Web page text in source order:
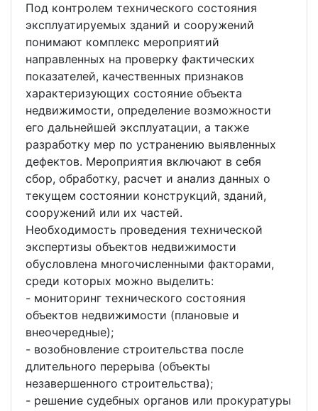
Под контролем технического состояния
эксплуатируемых зданий и сооружений
понимают комплекс мероприятий
направленных на проверку фактических
показателей, качественных признаков
характеризующих состояние объекта
недвижимости, определение возможности
его дальнейшей эксплуатации, а также
разработку мер по устранению выявленных
дефектов. Мероприятия включают в себя
сбор, обработку, расчет и анализ данных о
текущем состоянии конструкций, зданий,
сооружений или их частей.
Необходимость проведения технической
экспертизы объектов недвижимости
обусловлена многочисленными факторами,
среди которых можно выделить:
- мониторинг технического состояния
объектов недвижимости (плановые и
внеочередные);
- возобновление строительства после
длительного перерыва (объекты
незавершенного строительства);
- решение судебных органов или прокуратуры